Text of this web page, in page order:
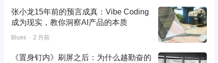
张小龙15年前的预言成真：Vibe Coding
成为现实，教你洞察AI产品的本质
Blues 2 月前
《置身钉内》刷屏之后：为什么越勤奋的